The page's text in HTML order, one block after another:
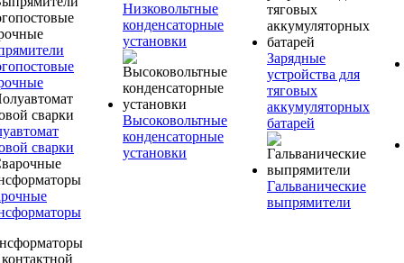
сварки
Низковольтные
конденсаторные
установки
Высоковольтные
конденсаторные
установки
Зарядные
устройства для
тяговых
аккумуляторных
батарей
Гальванические
выпрямители